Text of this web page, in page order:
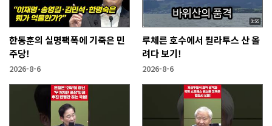
한동훈의 실명팩폭에 기죽은 민
주당!
2026-8-6
루체른 호수에서 필라투스 산 올
려다 보기!
2026-8-6